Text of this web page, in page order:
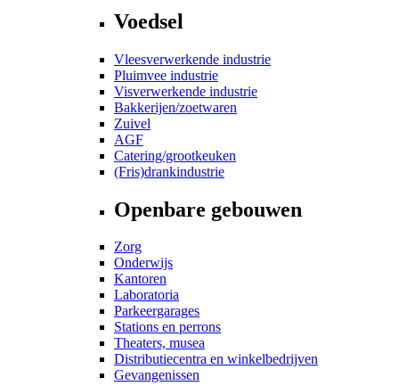
Voedsel
Vleesverwerkende industrie
Pluimvee industrie
Visverwerkende industrie
Bakkerijen/zoetwaren
Zuivel
AGF
Catering/grootkeuken
(Fris)drankindustrie
Openbare gebouwen
Zorg
Onderwijs
Kantoren
Laboratoria
Parkeergarages
Stations en perrons
Theaters, musea
Distributiecentra en winkelbedrijven
Gevangenissen